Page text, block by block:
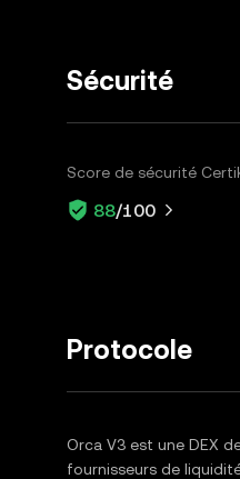
Sécurité
Score de sécurité
88/100
Protocole
Orca V3 est une DEX
fournisseurs de